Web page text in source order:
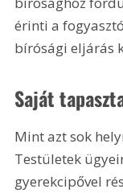
érinti a
bírósági eljárás
Saját
Mint azt sok
Testületek
gyerekcipővel